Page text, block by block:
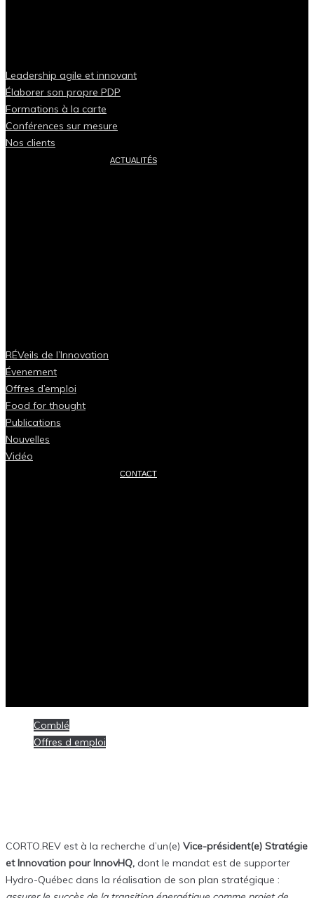
Leadership agile et innovant
Élaborer son propre PDP
Formations à la carte
Conférences sur mesure
Nos clients
ACTUALITÉS
RÉVeils de l’Innovation
Évenement
Offres d’emploi
Food for thought
Publications
Nouvelles
Vidéo
CONTACT
Comblé
Offres d emploi
CORTO.REV est à la recherche d’un(e) Vice-président(e) Stratégie
et Innovation pour InnovHQ, dont le mandat est de supporter
Hydro-Québec dans la réalisation de son plan stratégique :